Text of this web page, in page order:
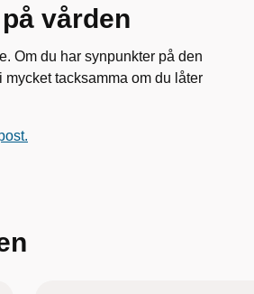
vården
Om du har synpunkter på den
tacksamma om du låter